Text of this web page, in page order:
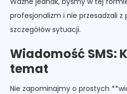
profesjonalizm i nie przesadzali
szczegółów sytuacji.
Wiadomość SMS:
temat
Nie zapominajmy o prostych